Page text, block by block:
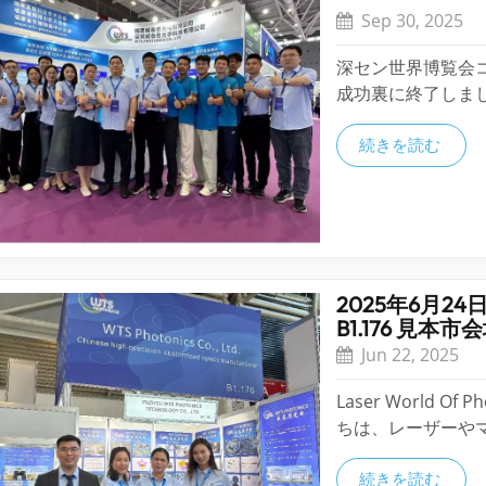
Sep 30, 2025
深セン世界博覧会
成功裏に終了しま
私たちのチーム
ループは今年、深
精密光学レンズ
続きを読む
2025年6月24
B1.176 見本市
Jun 22, 2025
Laser World Of
ちは、レーザーや
ムの大きな可能
機会をたくさん得
続きを読む